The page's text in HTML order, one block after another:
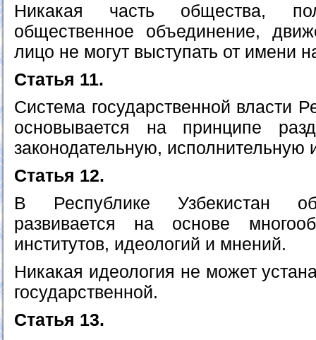
Никакая часть общества,
общественное объединение,
лицо не могут выступать от имени
Статья 11.
Система государственной власти
основывается на принципе
законодательную, исполнительную
Статья 12.
В Республике Узбекистан
развивается на основе
институтов, идеологий и мнений.
Никакая идеология не может
государственной.
Статья 13.